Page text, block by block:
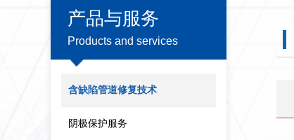
产品与服务
Products and services
含缺陷管道修复技术
阴极保护服务